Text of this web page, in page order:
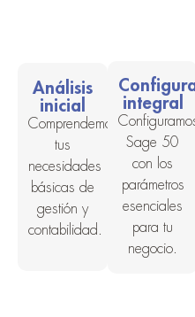
Análisis
inicial
Comprendemos
tus
necesidades
básicas de
gestión y
contabilidad.
integral
Sage 50
con los
parámetros
esenciales
para tu
negocio.